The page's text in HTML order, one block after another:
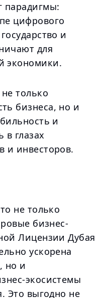
парадигмы:
цифрового
и
для
экономики.
только
бизнеса, но и
и
в глазах
и инвесторов.
не только
бизнес-
Лицензии Дубая
ускорена
но и
экосистемы
Это выгодно не